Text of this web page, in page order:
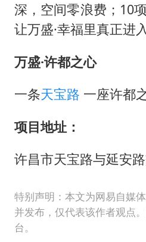
深，空间零浪费；10
让万盛·幸福里真正进
万盛·许都之心
一条天宝路 一座许都
项目地址：
许昌市天宝路与延安
特别声明：本文为网易自媒
并发布，仅代表该作者观点
台。